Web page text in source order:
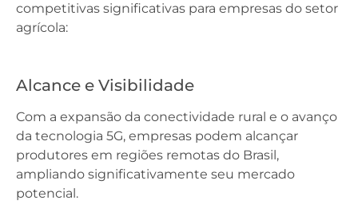
competitivas significativas para empresas do setor
agrícola:
Alcance e Visibilidade
Com a expansão da conectividade rural e o avanço
da tecnologia 5G, empresas podem alcançar
produtores em regiões remotas do Brasil,
ampliando significativamente seu mercado
potencial.